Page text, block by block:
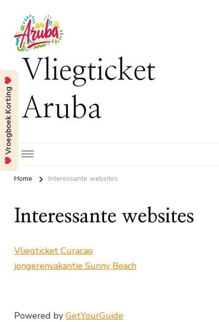
Vliegticket
Aruba
Home Interessante websites
Interessante websites
Vliegticket Curacao
jongerenvakantie Sunny Beach
Powered by GetYourGuide
Vroegboek Korting